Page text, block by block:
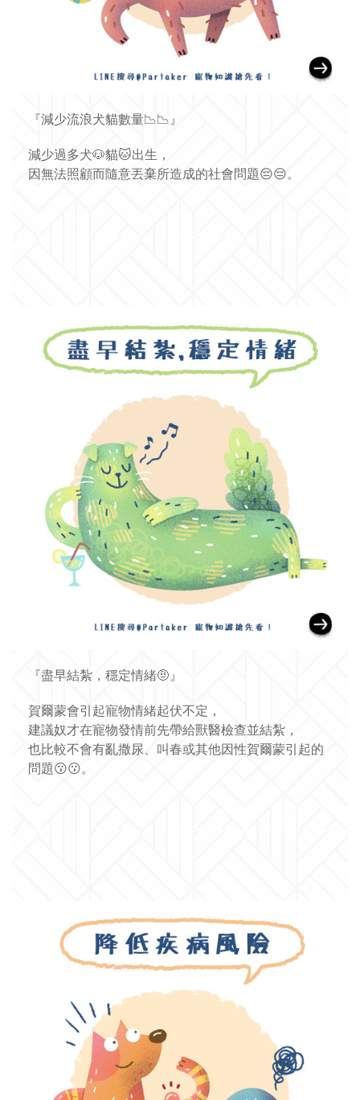
『減少流浪犬貓數量📉📉 』
減少過多犬🐶貓🐱出生，
因無法照顧而隨意丟棄所造成的社會問題😔😔。
『盡早結紮，穩定情緒🤨 』
賀爾蒙會引起寵物情緒起伏不定，
建議奴才在寵物發情前先帶給獸醫檢查並結紮，
也比較不會有亂撒尿、叫春或其他因性賀爾蒙引起的
問題😗😗。